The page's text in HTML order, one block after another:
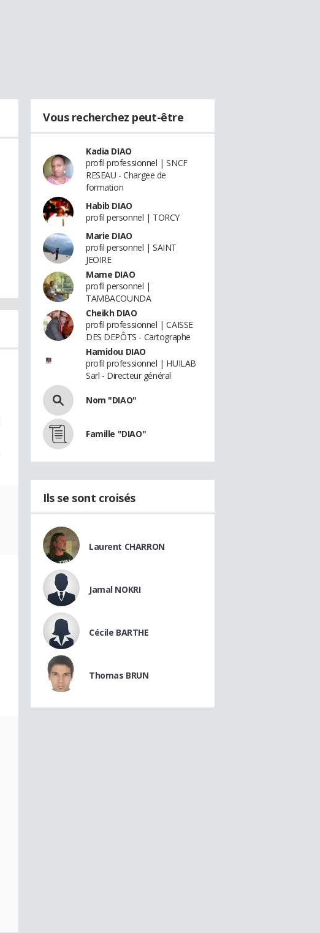
Vous recherchez peut-être
Kadia DIAO
profil professionnel | SNCF
RESEAU - Chargee de
formation
Habib DIAO
profil personnel | TORCY
Marie DIAO
profil personnel | SAINT
JEOIRE
Mame DIAO
profil personnel |
TAMBACOUNDA
Cheikh DIAO
profil professionnel | CAISSE
DES DEPÔTS - Cartographe
Hamidou DIAO
profil professionnel | HUILAB
Sarl - Directeur général
Nom "DIAO"
Famille "DIAO"
Ils se sont croisés
Laurent CHARRON
Jamal NOKRI
Cécile BARTHE
Thomas BRUN